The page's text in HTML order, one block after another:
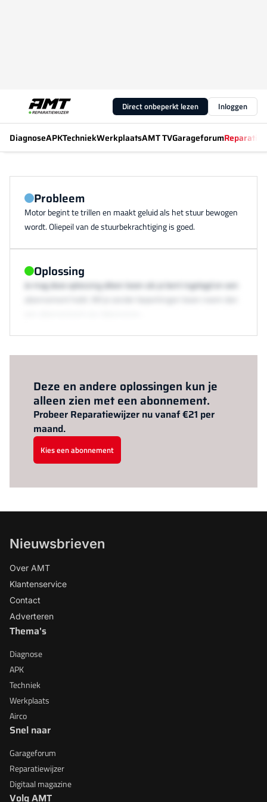
Direct onbeperkt lezen Inloggen
DiagnoseAPKTechniekWerkplaatsAMT TVGarageforum
Probleem
Motor begint te trillen en maakt geluid als het stuur bewogen
wordt. Oliepeil van de stuurbekrachtiging is goed.
Oplossing
Je mag deze oplossing alleen lezen als je bent ingelogd en een
Deze en andere oplossingen kun je
alleen zien met een abonnement.
Probeer Reparatiewijzer nu vanaf €21 per
maand.
Kies een abonnement
Nieuwsbrieven
Over AMT
Klantenservice
Contact
Adverteren
Thema's
Diagnose
APK
Techniek
Werkplaats
Airco
Snel naar
Garageforum
Reparatiewijzer
Digitaal magazine
Volg AMT